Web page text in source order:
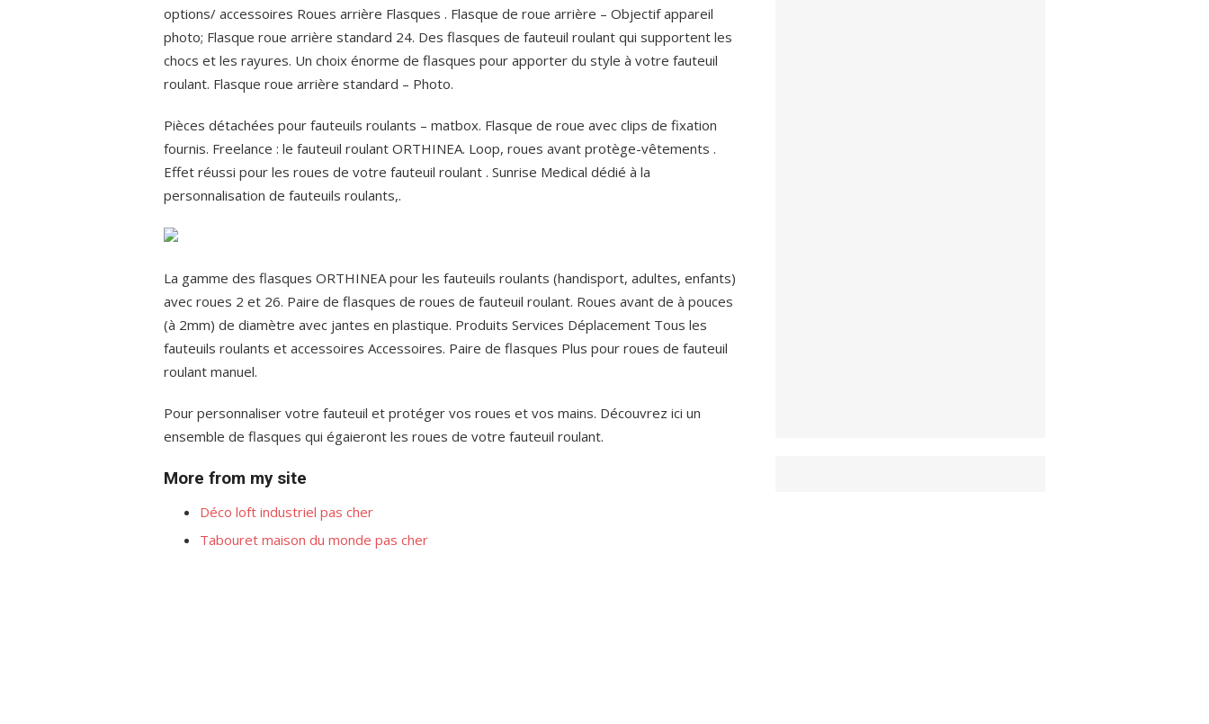
options/ accessoires Roues arrière Flasques . Flasque de roue arrière – Objectif appareil
photo; Flasque roue arrière standard 24. Des flasques de fauteuil roulant qui supportent les
chocs et les rayures. Un choix énorme de flasques pour apporter du style à votre fauteuil
roulant. Flasque roue arrière standard – Photo.
Pièces détachées pour fauteuils roulants – matbox. Flasque de roue avec clips de fixation
fournis. Freelance : le fauteuil roulant ORTHINEA. Loop, roues avant protège-vêtements .
Effet réussi pour les roues de votre fauteuil roulant . Sunrise Medical dédié à la
personnalisation de fauteuils roulants,.
La gamme des flasques ORTHINEA pour les fauteuils roulants (handisport, adultes, enfants)
avec roues 2 et 26. Paire de flasques de roues de fauteuil roulant. Roues avant de à pouces
(à 2mm) de diamètre avec jantes en plastique. Produits Services Déplacement Tous les
fauteuils roulants et accessoires Accessoires. Paire de flasques Plus pour roues de fauteuil
roulant manuel.
Pour personnaliser votre fauteuil et protéger vos roues et vos mains. Découvrez ici un
ensemble de flasques qui égaieront les roues de votre fauteuil roulant.
More from my site
Déco loft industriel pas cher
Tabouret maison du monde pas cher